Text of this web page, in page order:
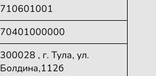
710601001
70401000000
300028 , г. Тула, ул.
Болдина,112б